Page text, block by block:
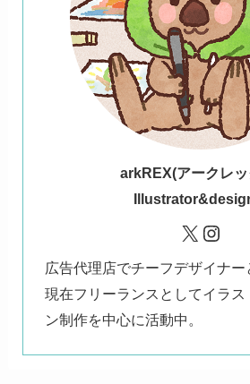
arkREX(アークレ
X
広告代理店でチーフデザイナー
現在フリーランスとしてイラス
ン制作を中心に活動中。